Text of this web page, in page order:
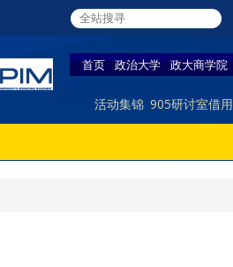
首页 政治大学 政大商学院
活动集锦 905研讨室借用